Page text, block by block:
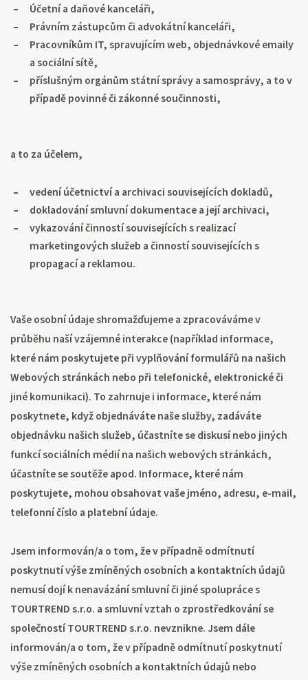
Účetní a daňové kanceláři,
Právním zástupcům či advokátní kanceláři,
Pracovníkům IT, spravujícím web, objednávkové emaily
a sociální sítě,
příslušným orgánům státní správy a samosprávy, a to v
případě povinné či zákonné součinnosti,
a to za účelem,
vedení účetnictví a archivaci souvisejících dokladů,
dokladování smluvní dokumentace a její archivaci,
vykazování činností souvisejících s realizací
marketingových služeb a činností souvisejících s
propagací a reklamou.
Vaše osobní údaje shromažďujeme a zpracováváme v
průběhu naší vzájemné interakce (například informace,
které nám poskytujete při vyplňování formulářů na našich
Webových stránkách nebo při telefonické, elektronické či
jiné komunikaci). To zahrnuje i informace, které nám
poskytnete, když objednáváte naše služby, zadáváte
objednávku našich služeb, účastníte se diskusí nebo jiných
funkcí sociálních médií na našich webových stránkách,
účastníte se soutěže apod. Informace, které nám
poskytujete, mohou obsahovat vaše jméno, adresu, e-mail,
telefonní číslo a platební údaje.
Jsem informován/a o tom, že v případně odmítnutí
poskytnutí výše zmíněných osobních a kontaktních údajů
nemusí dojí k nenavázání smluvní či jiné spolupráce s
TOURTREND s.r.o. a smluvní vztah o zprostředkování se
společností TOURTREND s.r.o. nevznikne. Jsem dále
informován/a o tom, že v případně odmítnutí poskytnutí
výše zmíněných osobních a kontaktních údajů nebo